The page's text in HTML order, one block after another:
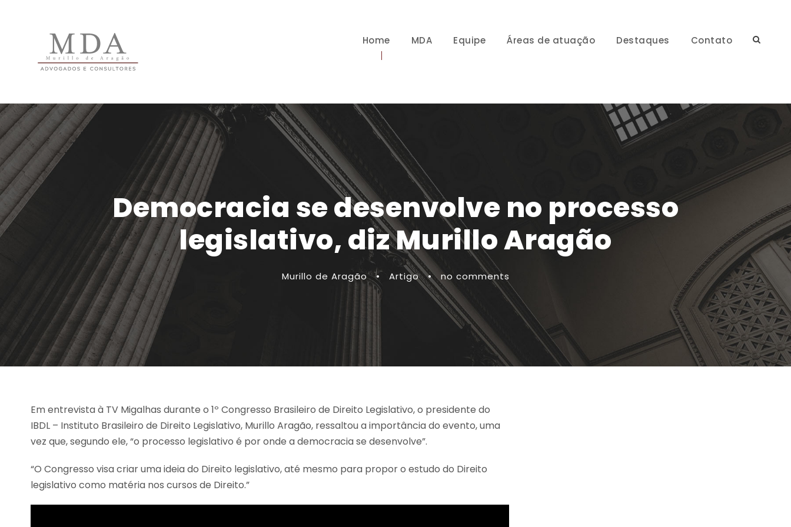
Home MDA Equipe Áreas de atuação Destaques Contato
Democracia se desenvolve no processo
legislativo, diz Murillo Aragão
Murillo de Aragão • Artigo • no comments
Em entrevista à TV Migalhas durante o 1º Congresso Brasileiro de Direito Legislativo, o presidente do
IBDL – Instituto Brasileiro de Direito Legislativo, Murillo Aragão, ressaltou a importância do evento, uma
vez que, segundo ele, “o processo legislativo é por onde a democracia se desenvolve”.
“O Congresso visa criar uma ideia do Direito legislativo, até mesmo para propor o estudo do Direito
legislativo como matéria nos cursos de Direito.”